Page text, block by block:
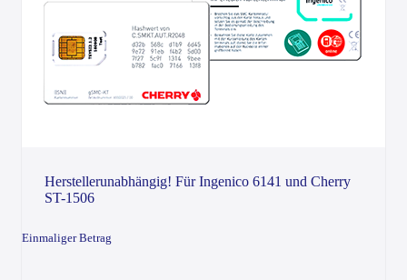
Herstellerunabhängig! Für Ingenico 6141 und Cherry
ST-1506
Einmaliger Betrag